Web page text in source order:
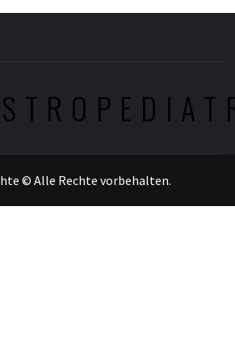
© Alle Rechte vorbehalten.